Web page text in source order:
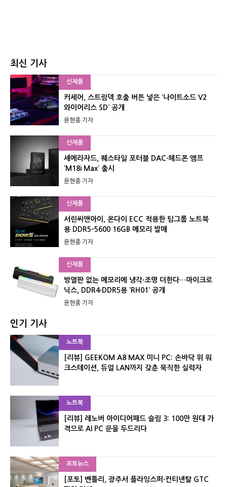
최신 기사
신제품
커세어, 스트림덱 호출 버튼 넣은 ‘나이트소드 V2
와이어리스 SD’ 공개
윤현종 기자
신제품
셰에라자드, 퀘스타일 포터블 DAC·헤드폰 앰프
‘M18i Max’ 출시
윤현종 기자
신제품
서린씨앤아이, 온다이 ECC 적용한 팀그룹 노트북
용 DDR5-5600 16GB 메모리 발매
윤현종 기자
신제품
방열판 없는 메모리에 냉각·조명 더한다…마이크로
닉스, DDR4·DDR5용 ‘RH01’ 공개
윤현종 기자
인기 기사
노트북
[리뷰] GEEKOM A8 MAX 미니 PC: 손바닥 위 워
크스테이션, 듀얼 LAN까지 갖춘 묵직한 실력자
노트북
[리뷰] 레노버 아이디어패드 슬림 3: 100만 원대 가
격으로 AI PC 문을 두드리다
포토뉴스
[포토] 벤틀리, 광주서 플라잉스퍼·컨티넨탈 GTC